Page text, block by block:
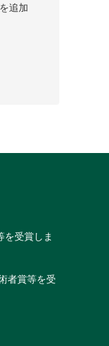
追加
を受賞しま
者賞等を受